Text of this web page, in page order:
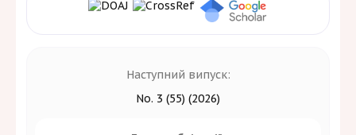
Наступний випуск:
No. 3 (55) (2026)